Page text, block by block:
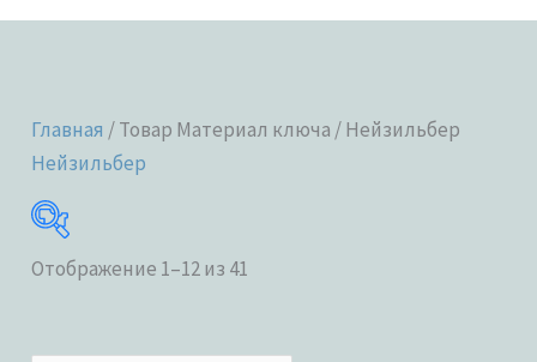
Главная / Товар Материал ключа / Нейзильбер
Нейзильбер
Отображение 1–12 из 41